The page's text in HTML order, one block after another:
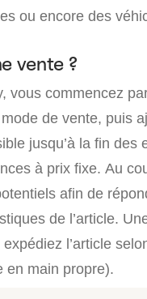
ou encore des
vente ?
vous commencez
de vente, puis
jusqu’à la fin des
à prix fixe. Au
afin de
de l’article.
l’article
en main propre).